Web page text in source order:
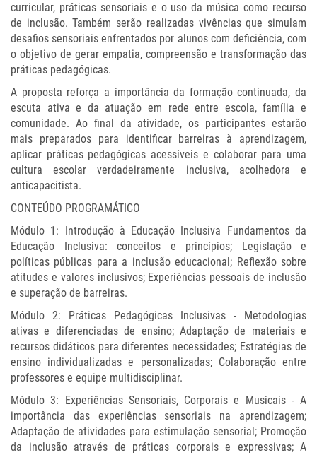
curricular, práticas sensoriais e o uso da música como recurso
de inclusão. Também serão realizadas vivências que simulam
desafios sensoriais enfrentados por alunos com deficiência, com
o objetivo de gerar empatia, compreensão e transformação das
práticas pedagógicas.
A proposta reforça a importância da formação continuada, da
escuta ativa e da atuação em rede entre escola, família e
comunidade. Ao final da atividade, os participantes estarão
mais preparados para identificar barreiras à aprendizagem,
aplicar práticas pedagógicas acessíveis e colaborar para uma
cultura escolar verdadeiramente inclusiva, acolhedora e
anticapacitista.
CONTEÚDO PROGRAMÁTICO
Módulo 1: Introdução à Educação Inclusiva Fundamentos da
Educação Inclusiva: conceitos e princípios; Legislação e
políticas públicas para a inclusão educacional; Reflexão sobre
atitudes e valores inclusivos; Experiências pessoais de inclusão
e superação de barreiras.
Módulo 2: Práticas Pedagógicas Inclusivas - Metodologias
ativas e diferenciadas de ensino; Adaptação de materiais e
recursos didáticos para diferentes necessidades; Estratégias de
ensino individualizadas e personalizadas; Colaboração entre
professores e equipe multidisciplinar.
Módulo 3: Experiências Sensoriais, Corporais e Musicais - A
importância das experiências sensoriais na aprendizagem;
Adaptação de atividades para estimulação sensorial; Promoção
da inclusão através de práticas corporais e expressivas; A